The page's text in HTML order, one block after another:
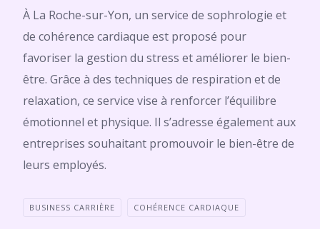
À La Roche-sur-Yon, un service de sophrologie et
de cohérence cardiaque est proposé pour
favoriser la gestion du stress et améliorer le bien-
être. Grâce à des techniques de respiration et de
relaxation, ce service vise à renforcer l’équilibre
émotionnel et physique. Il s’adresse également aux
entreprises souhaitant promouvoir le bien-être de
leurs employés.
BUSINESS CARRIÈRE COHÉRENCE CARDIAQUE